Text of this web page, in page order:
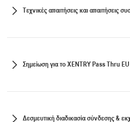
Τεχνικές απαιτήσεις και απαιτήσεις
Σημείωση για το XENTRY Pass Thru
Δεσμευτική διαδικασία σύνδεσης &